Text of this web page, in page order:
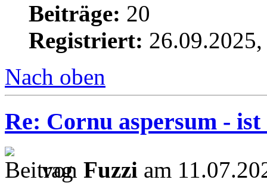
Beiträge: 20
Registriert:
Nach oben
Re: Cornu aspersum -
von Fuzzi am